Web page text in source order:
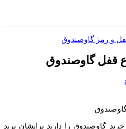
و رمز گاوصندوق
قفل گاوصندوق
گاوصندوق را دارند برایشان برند